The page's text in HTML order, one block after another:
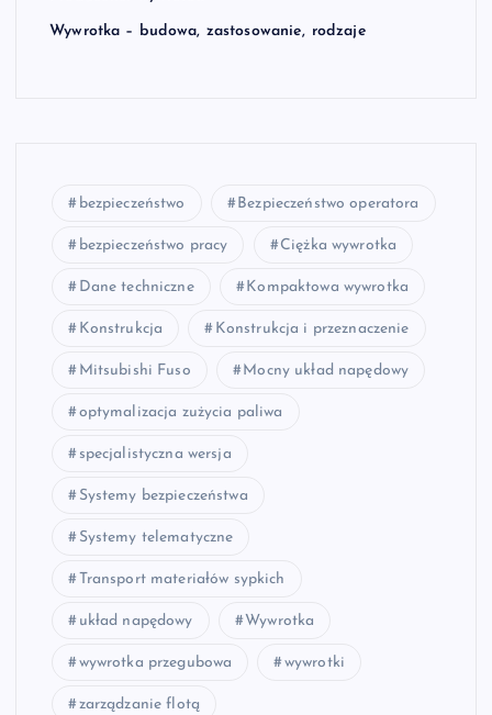
Wywrotka – budowa, zastosowanie, rodzaje
bezpieczeństwo Bezpieczeństwo operatora
bezpieczeństwo pracy Ciężka wywrotka
Dane techniczne Kompaktowa wywrotka
Konstrukcja Konstrukcja i przeznaczenie
Mitsubishi Fuso Mocny układ napędowy
optymalizacja zużycia paliwa
specjalistyczna wersja
Systemy bezpieczeństwa
Systemy telematyczne
Transport materiałów sypkich
układ napędowy Wywrotka
wywrotka przegubowa wywrotki
zarządzanie flotą